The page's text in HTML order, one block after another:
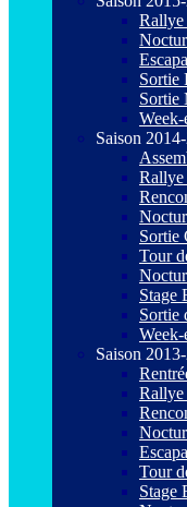
Rallye
Sortie
Sortie
Saison
Rallye
Sortie
Tour
Stage
Sortie
Saison
Rallye
Tour
Stage